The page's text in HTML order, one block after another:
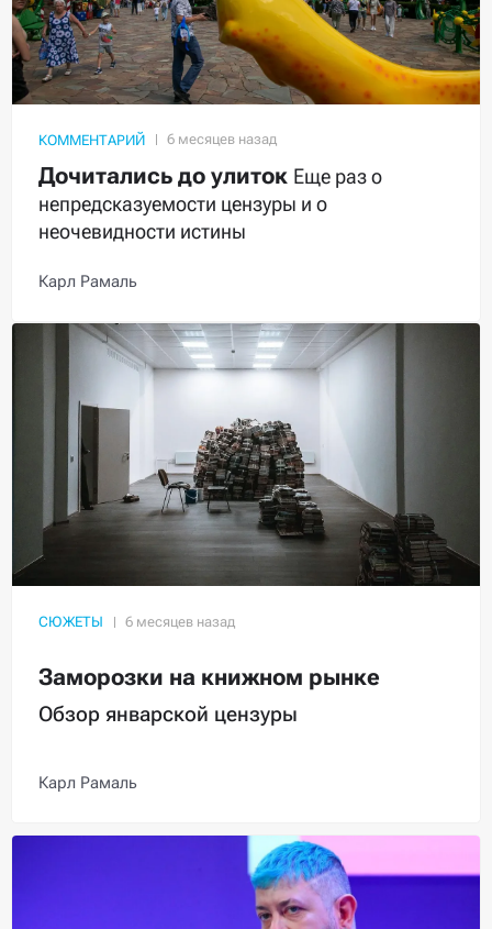
КОММЕНТАРИЙ
Дочитались до улиток Еще раз о
непредсказуемости цензуры и о
неочевидности истины
Карл Рамаль
СЮЖЕТЫ
Заморозки на книжном рынке
Обзор январской цензуры
Карл Рамаль